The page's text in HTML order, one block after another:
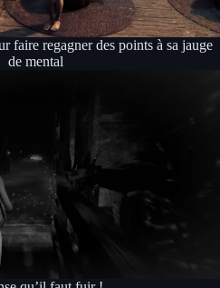
faire regagner des points à sa jauge
de mental